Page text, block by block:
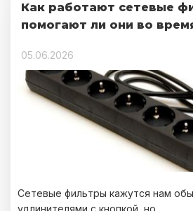
Как работают сетевые
помогают ли они во
05.06.2026
Сетевые фильтры кажутся нам
удлинителями с кнопкой, но...